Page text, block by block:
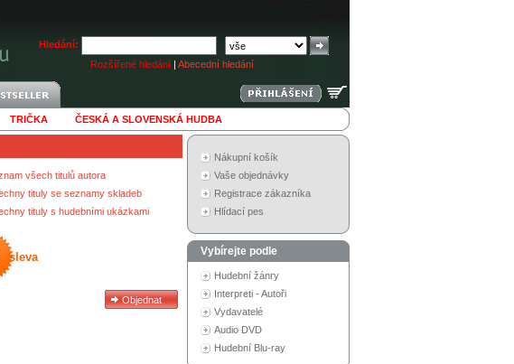
Hledání:
Rozšířené hledání | Abecední hledání
TRIČKA ČESKÁ A SLOVENSKÁ HUDBA
všech titulů autora
tituly se seznamy skladeb
tituly s hudebními ukázkami
sleva
Nákupní košík
Vaše objednávky
Registrace zákazníka
Hlídací pes
Vybírejte podle
Hudební žánry
Interpreti - Autoři
Vydavatelé
Audio DVD
Hudební Blu-ray